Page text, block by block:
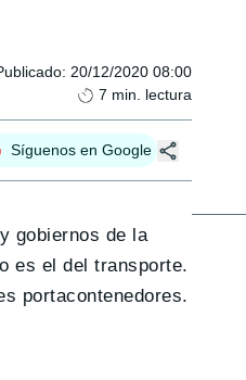
: 20/12/2020 08:00
7 min. lectura
Síguenos en Google
gobiernos de la
es el del transporte.
portacontenedores.